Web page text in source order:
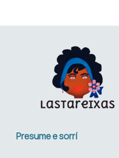
Presume e sorrí